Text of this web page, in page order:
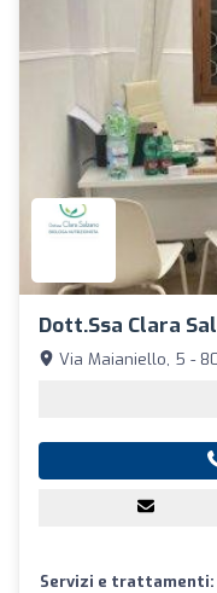
Dott.ssa Clara
Via Maianiello, 5 -
Servizi e trattamenti: